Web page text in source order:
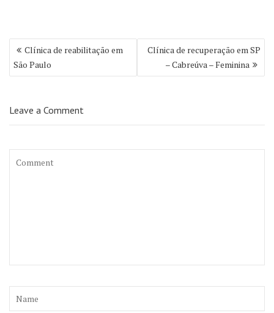
Navegação
de
Post
Clínica de reabilitação em
São Paulo
Clínica de recuperação em SP
– Cabreúva – Feminina
Leave a Comment